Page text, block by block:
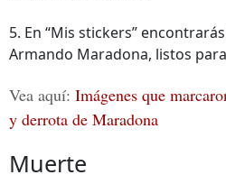
5. En “Mis stickers”
Armando Maradona, listos
Vea aquí: Imágenes que
y derrota de Maradona
Muerte